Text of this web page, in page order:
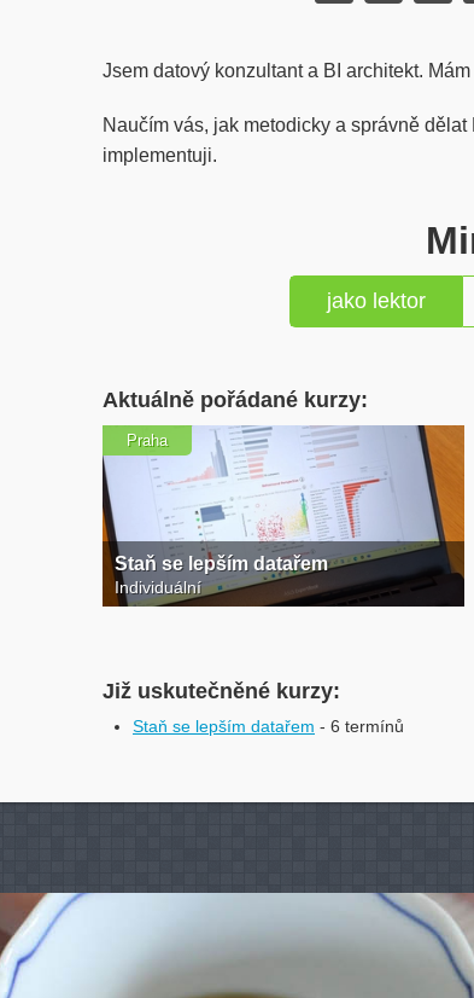
Jsem datový konzultant a BI architekt.
Naučím vás, jak metodicky a správně
implementuji.
jako lektor
Aktuálně pořádané kurzy:
Staň se lepším datařem
Individuální
Praha
Již uskutečněné kurzy:
Staň se lepším datařem - 6 termínů